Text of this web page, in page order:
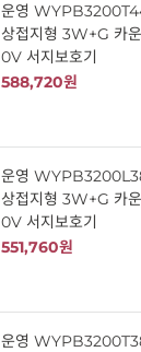
운영
상접지형 3W+G 카
0V 서지보호기
588,720원
운영
상접지형 3W+G 카
0V 서지보호기
551,760원
운영